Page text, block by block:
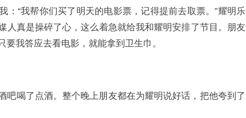
：“我帮你们买了明天的电影票，记得提前去取票。”耀明乐
人真是操碎了心，这么着急就给我和耀明安排了节目。朋友
我答应去看电影，就能拿到卫生巾。
吧喝了点酒。整个晚上朋友都在为耀明说好话，把他夸到了